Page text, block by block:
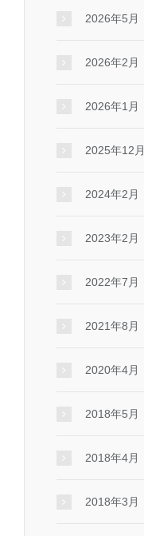
2026年5月
2026年2月
2026年1月
2025年12月
2024年2月
2023年2月
2022年7月
2021年8月
2020年4月
2018年5月
2018年4月
2018年3月